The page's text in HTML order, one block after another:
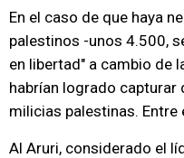
En el caso de que haya
palestinos -unos 4.500,
en libertad" a cambio de
habrían logrado capturar
milicias palestinas.
Al Aruri, considerado el